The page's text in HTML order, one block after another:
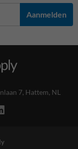
Aanmelden
7, Hattem, NL